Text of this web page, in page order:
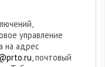
управление
на адрес
, почтовый